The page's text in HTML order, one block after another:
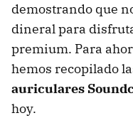
demostrando que
dineral para
premium. Para
hemos recopilado
auriculares
hoy.